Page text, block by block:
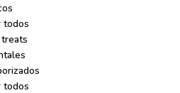
todos
todos